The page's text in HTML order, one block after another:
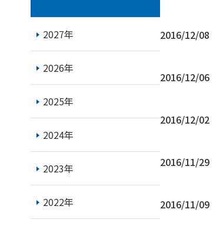
2016/12/08
2016/12/06
2016/12/02
2016/11/29
2016/11/09
2027年
2026年
2025年
2024年
2023年
2022年